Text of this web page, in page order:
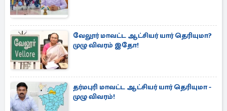
வேலூர் மாவட்ட ஆட்சியர் யார் தெரியுமா?
முழு விவரம் இதோ!
தர்மபுரி மாவட்ட ஆட்சியர் யார் தெரியுமா -
முழு விவரம்!